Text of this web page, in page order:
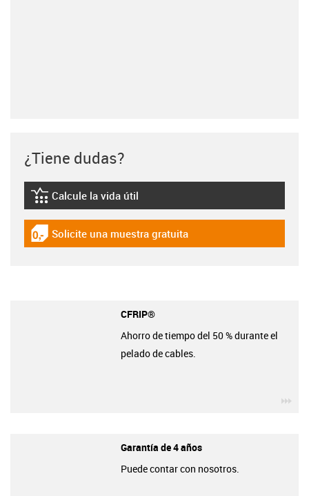
¿Tiene dudas?
igus-icon-lebensdauerrechner
Calcule la vida útil
igus-icon-gratismuster
Solicite una muestra gratuita
CFRIP®
Ahorro de tiempo del 50 % durante el
pelado de cables.
Garantía de 4 años
Puede contar con nosotros.